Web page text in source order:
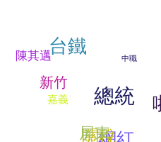
總統
台鐵
新竹
關稅
中職
陳其邁
屏東
嘉義